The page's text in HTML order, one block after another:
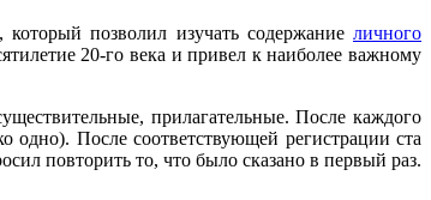
позволил изучать содержание личного
20-го века и привел к наиболее важному
прилагательные. После каждого
одно). После соответствующей регистрации ста
повторить то, что было сказано в первый раз.